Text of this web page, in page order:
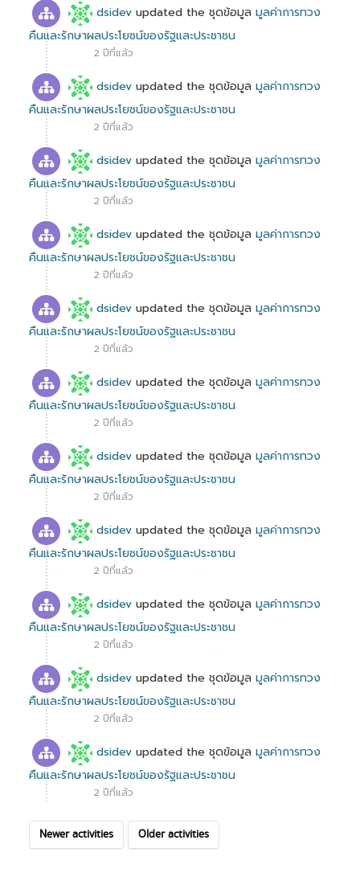
dsidev updated the ชุดข้อมูล มูลค่าการทวง
คืนและรักษาผลประโยชน์ของรัฐและประชาชน
2 ปีที่แล้ว
dsidev updated the ชุดข้อมูล มูลค่าการทวง
คืนและรักษาผลประโยชน์ของรัฐและประชาชน
2 ปีที่แล้ว
dsidev updated the ชุดข้อมูล มูลค่าการทวง
คืนและรักษาผลประโยชน์ของรัฐและประชาชน
2 ปีที่แล้ว
dsidev updated the ชุดข้อมูล มูลค่าการทวง
คืนและรักษาผลประโยชน์ของรัฐและประชาชน
2 ปีที่แล้ว
dsidev updated the ชุดข้อมูล มูลค่าการทวง
คืนและรักษาผลประโยชน์ของรัฐและประชาชน
2 ปีที่แล้ว
dsidev updated the ชุดข้อมูล มูลค่าการทวง
คืนและรักษาผลประโยชน์ของรัฐและประชาชน
2 ปีที่แล้ว
dsidev updated the ชุดข้อมูล มูลค่าการทวง
คืนและรักษาผลประโยชน์ของรัฐและประชาชน
2 ปีที่แล้ว
dsidev updated the ชุดข้อมูล มูลค่าการทวง
คืนและรักษาผลประโยชน์ของรัฐและประชาชน
2 ปีที่แล้ว
dsidev updated the ชุดข้อมูล มูลค่าการทวง
คืนและรักษาผลประโยชน์ของรัฐและประชาชน
2 ปีที่แล้ว
dsidev updated the ชุดข้อมูล มูลค่าการทวง
คืนและรักษาผลประโยชน์ของรัฐและประชาชน
2 ปีที่แล้ว
dsidev updated the ชุดข้อมูล มูลค่าการทวง
คืนและรักษาผลประโยชน์ของรัฐและประชาชน
2 ปีที่แล้ว
Newer activities Older activities